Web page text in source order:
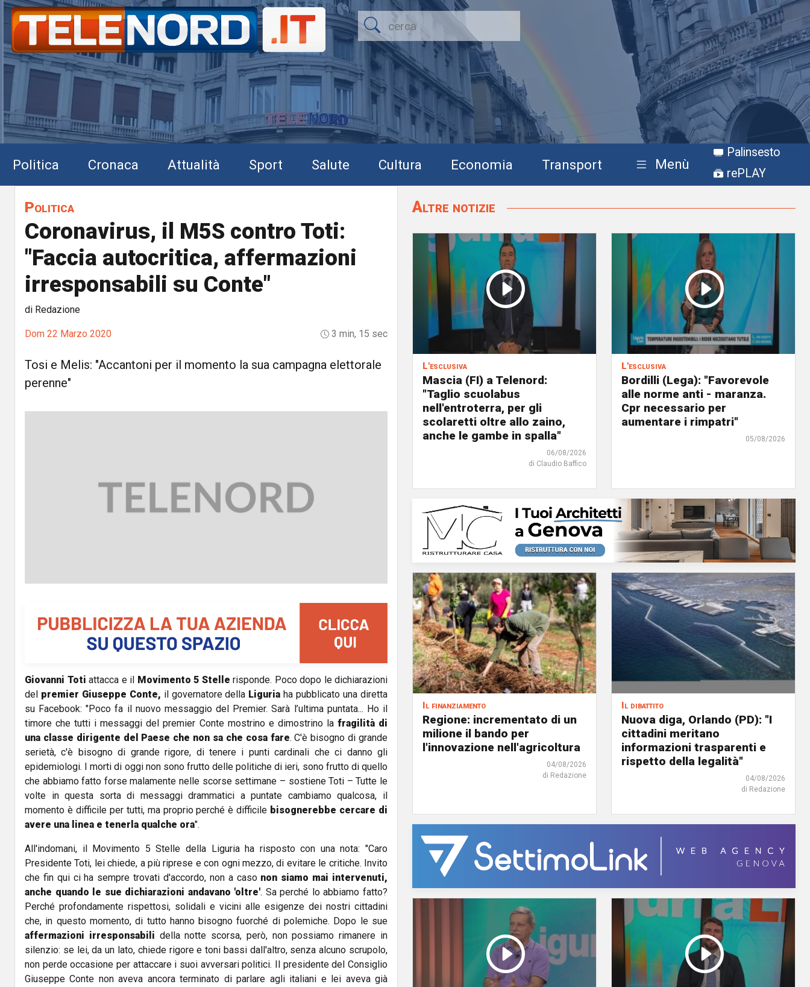
Politica Cronaca Attualità Sport Salute Cultura Economia Transport Menù
Palinsesto
rePLAY
Politica
Coronavirus, il M5S contro Toti:
"Faccia autocritica, affermazioni
irresponsabili su Conte"
di Redazione
Dom 22 Marzo 2020 3 min, 15 sec
Tosi e Melis: "Accantoni per il momento la sua campagna elettorale
perenne"
Giovanni Toti attacca e il Movimento 5 Stelle risponde. Poco dopo le dichiarazioni
del premier Giuseppe Conte, il governatore della Liguria ha pubblicato una diretta
su Facebook: "Poco fa il nuovo messaggio del Premier. Sarà l’ultima puntata... Ho il
timore che tutti i messaggi del premier Conte mostrino e dimostrino la fragilità di
una classe dirigente del Paese che non sa che cosa fare. C'è bisogno di grande
serietà, c'è bisogno di grande rigore, di tenere i punti cardinali che ci danno gli
epidemiologi. I morti di oggi non sono frutto delle politiche di ieri, sono frutto di quello
che abbiamo fatto forse malamente nelle scorse settimane – sostiene Toti – Tutte le
volte in questa sorta di messaggi drammatici a puntate cambiamo qualcosa, il
momento è difficile per tutti, ma proprio perché è difficile bisognerebbe cercare di
avere una linea e tenerla qualche ora".
All'indomani, il Movimento 5 Stelle della Liguria ha risposto con una nota: "Caro
Presidente Toti, lei chiede, a più riprese e con ogni mezzo, di evitare le critiche. Invito
che fin qui ci ha sempre trovati d'accordo, non a caso non siamo mai intervenuti,
anche quando le sue dichiarazioni andavano 'oltre'. Sa perché lo abbiamo fatto?
Perché profondamente rispettosi, solidali e vicini alle esigenze dei nostri cittadini
che, in questo momento, di tutto hanno bisogno fuorché di polemiche. Dopo le sue
affermazioni irresponsabili della notte scorsa, però, non possiamo rimanere in
silenzio: se lei, da un lato, chiede rigore e toni bassi dall'altro, senza alcuno scrupolo,
non perde occasione per attaccare i suoi avversari politici. Il presidente del Consiglio
Giuseppe Conte non aveva ancora terminato di parlare agli italiani e lei aveva già
Altre notizie
L'esclusiva
Mascia (FI) a Telenord:
"Taglio scuolabus
nell'entroterra, per gli
scolaretti oltre allo zaino,
anche le gambe in spalla"
06/08/2026
di Claudio Baffico
L'esclusiva
Bordilli (Lega): "Favorevole
alle norme anti - maranza.
Cpr necessario per
aumentare i rimpatri"
05/08/2026
Il finanziamento
Regione: incrementato di un
milione il bando per
l'innovazione nell'agricoltura
04/08/2026
di Redazione
Il dibattito
Nuova diga, Orlando (PD): "I
cittadini meritano
informazioni trasparenti e
rispetto della legalità"
04/08/2026
di Redazione